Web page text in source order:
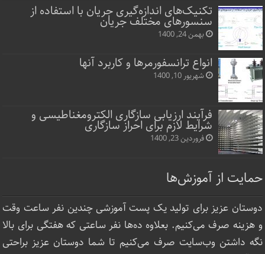
تکنیک‌های اندازه‌گیری جریان با استفاده از
سنسورهای مختلف جریان
بهمن 24, 1400
انواع ترانسفورمرها و کاربرد آنها
شهریور 10, 1400
فرآیند ارزیابی سازگاری الکترومغناطیسی و
شرایط لازم برای احراز سازگاری
فروردین 23, 1400
حمایت از آموزش‌ها
دوستان عزیز برای تولید یک پست آموزشی چندین نفر ساعت‌ وقت
و هزینه صرف می‌کنیم. بعلاوه ده‌ها نفر ساعتی که هفتگی برای بالا
نگه داشتن وب‌سایت صرف ‌می‌کنیم تا شما دوستان عزیز براحتی